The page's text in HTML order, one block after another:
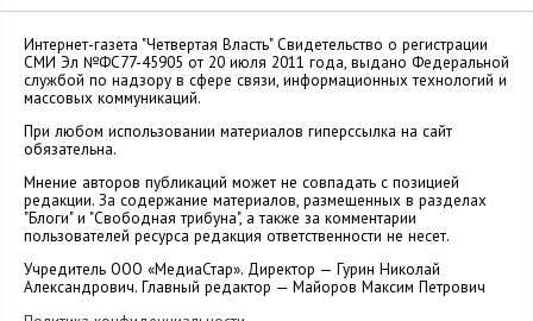
Интернет-газета "Четвертая Власть" Cвидетельство о регистрации
СМИ Эл №ФС77-45905 от 20 июля 2011 года, выдано Федеральной
службой по надзору в сфере связи, информационных технологий и
массовых коммуникаций.
При любом использовании материалов гиперссылка на сайт
обязательна.
Мнение авторов публикаций может не совпадать с позицией
редакции. За содержание материалов, размещенных в разделах
"Блоги" и "Свободная трибуна", а также за комментарии
пользователей ресурса редакция ответственности не несет.
Учредитель ООО «МедиаСтар». Директор — Гурин Николай
Александрович. Главный редактор — Майоров Максим Петрович